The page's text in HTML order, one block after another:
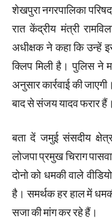
शेखपुरा नगरपालिका
रात केंद्रीय मंत्री
अधीक्षक ने कहा कि उन्हें
क्लिप मिली है। पुलिस
अनुसार कार्रवाई की
बाद से संजय यादव फरार हैं।
बता दें जमुई संसदीय
लोजपा प्रमुख चिराग
दोनो को धमकी वाले
है। समर्थक हर हाल में
सजा की मांग कर रहे हैं।